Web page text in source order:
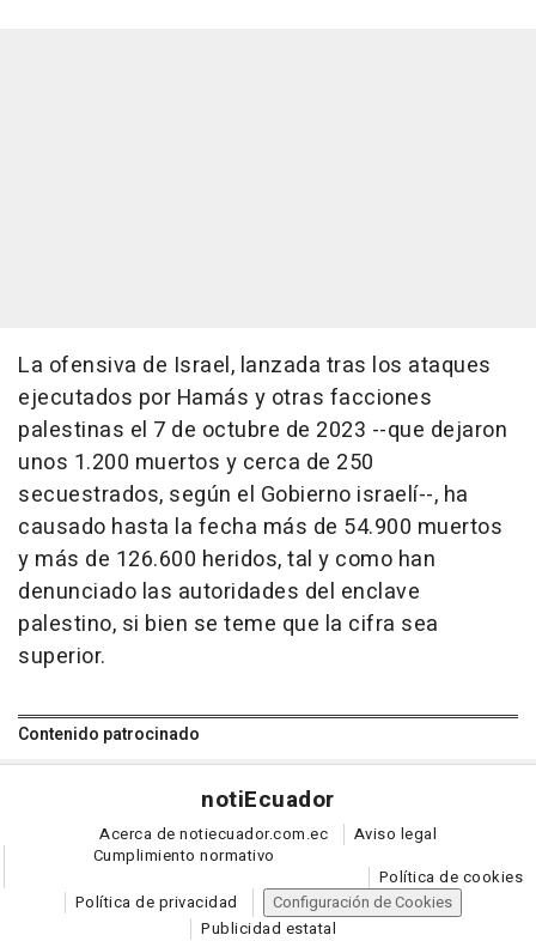
La ofensiva de Israel, lanzada tras los ataques
ejecutados por Hamás y otras facciones
palestinas el 7 de octubre de 2023 --que dejaron
unos 1.200 muertos y cerca de 250
secuestrados, según el Gobierno israelí--, ha
causado hasta la fecha más de 54.900 muertos
y más de 126.600 heridos, tal y como han
denunciado las autoridades del enclave
palestino, si bien se teme que la cifra sea
superior.
Contenido patrocinado
notiEcuador
Acerca de notiecuador.com.ec
Aviso legal
Cumplimiento normativo
Política de cookies
Política de privacidad
Configuración de Cookies
Publicidad estatal